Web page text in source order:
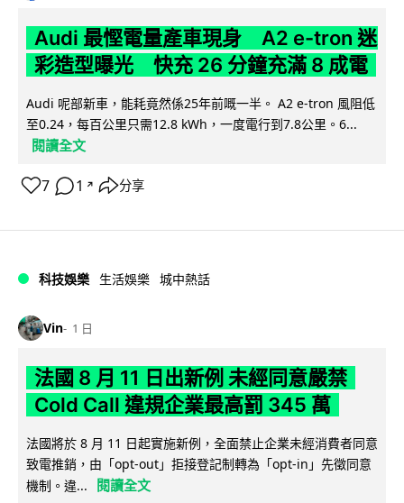
Audi 最慳電量產車現身 A2 e-tron 迷
彩造型曝光 快充 26 分鐘充滿 8 成電
Audi 呢部新車，能耗竟然係25年前嘅一半。 A2 e-tron 風阻低
至0.24，每百公里只需12.8 kWh，一度電行到7.8公里。6...
閱讀全文
7 1 ↗ 分享
科技娛樂 生活娛樂 城中熱話
Vin 1 日
法國 8 月 11 日出新例 未經同意嚴禁
Cold Call 違規企業最高罰 345 萬
法國將於 8 月 11 日起實施新例，全面禁止企業未經消費者同意
致電推銷，由「opt-out」拒接登記制轉為「opt-in」先徵同意
機制。違...
閱讀全文